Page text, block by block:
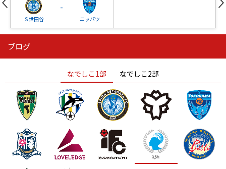
Ｓ世田谷
-
ニッパツ
ニッパツ
ニッパツ 名古屋
石人の星
静岡 愛媛Ｌ
ブログ
なでしこ1部 なでしこ2部